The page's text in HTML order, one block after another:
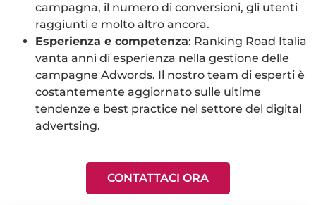
campagna, il numero di conversioni, gli utenti
raggiunti e molto altro ancora.
Esperienza e competenza: Ranking Road Italia
vanta anni di esperienza nella gestione delle
campagne Adwords. Il nostro team di esperti è
costantemente aggiornato sulle ultime
tendenze e best practice nel settore del digital
advertsing.
CONTATTACI ORA